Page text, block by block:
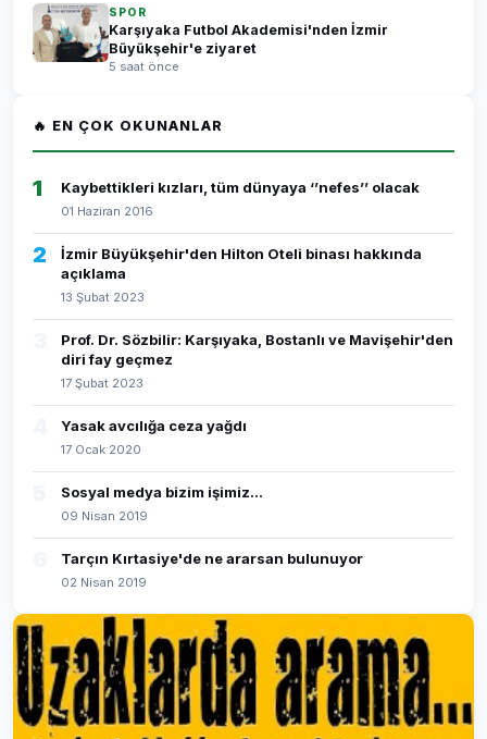
SPOR
Karşıyaka Futbol Akademisi'nden İzmir
Büyükşehir'e ziyaret
5 saat önce
🔥 EN ÇOK OKUNANLAR
1 Kaybettikleri kızları, tüm dünyaya ‘’nefes’’ olacak
01 Haziran 2016
2
İzmir Büyükşehir'den Hilton Oteli binası hakkında
açıklama
13 Şubat 2023
Prof. Dr. Sözbilir: Karşıyaka, Bostanlı ve Mavişehir'den
diri fay geçmez
17 Şubat 2023
Yasak avcılığa ceza yağdı
17 Ocak 2020
Sosyal medya bizim işimiz...
09 Nisan 2019
Tarçın Kırtasiye'de ne ararsan bulunuyor
02 Nisan 2019